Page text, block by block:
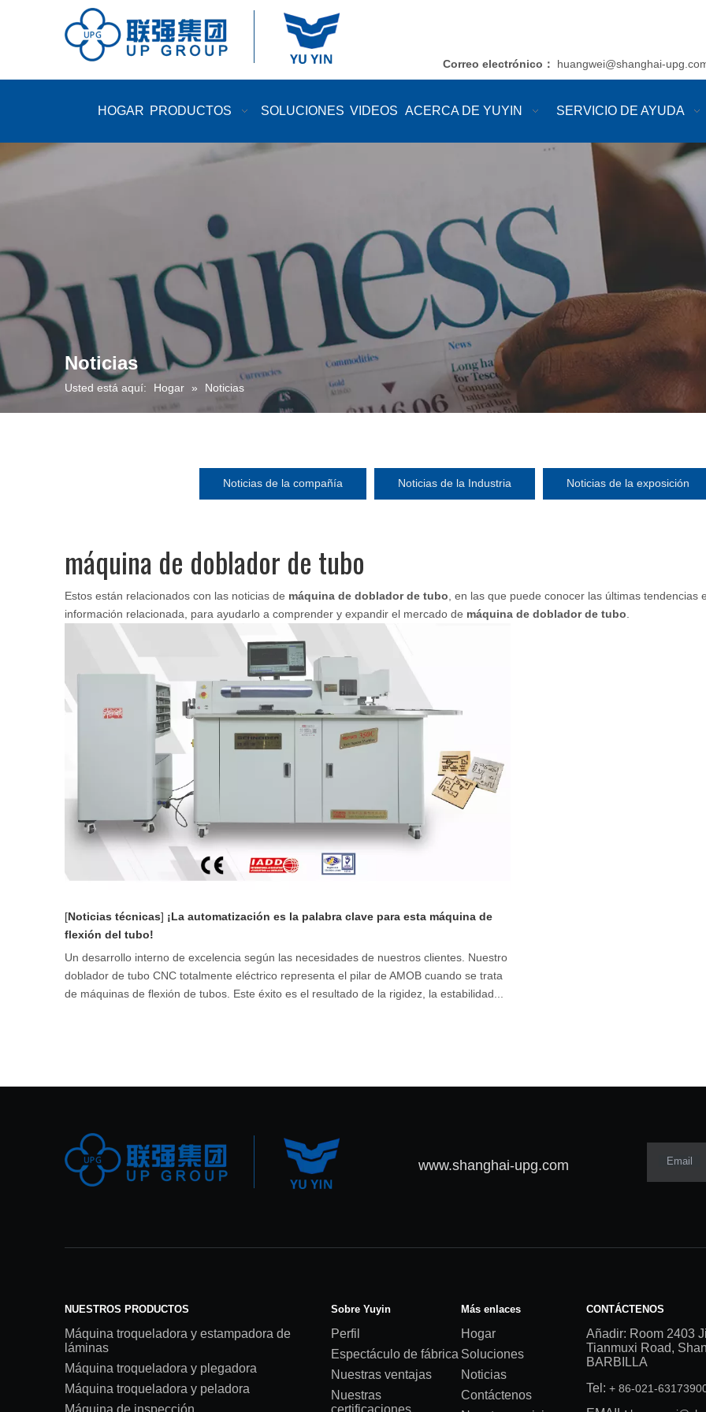
Correo electrónico ： huangwei@shanghai-
HOGAR PRODUCTOS SOLUCIONES VIDEOS ACERCA DE YUYIN SERVICIO DE AYUDA
Noticias
Usted está aquí: Hogar » Noticias
Noticias de la compañía Noticias de la Industria Noticias de la exposición
máquina de doblador de tubo
Estos están relacionados con las noticias de máquina de doblador de tubo , en las que puede conocer las últimas tendencias
información relacionada, para ayudarlo a comprender y expandir el mercado de máquina de doblador de tubo
[Noticias técnicas] ¡La automatización es la palabra clave para esta máquina de
flexión del tubo!
Un desarrollo interno de excelencia según las necesidades de nuestros clientes. Nuestro
doblador de tubo CNC totalmente eléctrico representa el pilar de AMOB cuando se trata
de máquinas de flexión de tubos. Este éxito es el resultado de la rigidez, la estabilidad...
www.shanghai-upg.com Email
NUESTROS PRODUCTOS
Máquina troqueladora y estampadora de
láminas
Máquina troqueladora y plegadora
Máquina troqueladora y peladora
Máquina de inspección
Sobre Yuyin
Perfil
Espectáculo de fábrica
Nuestras ventajas
Nuestras
certificaciones
Más enlaces
Hogar
Soluciones
Noticias
Contáctenos
CONTÁCTENOS
Añadir: Room 2403
Tianmuxi Road,
BARBILLA
Tel: + 86-021-